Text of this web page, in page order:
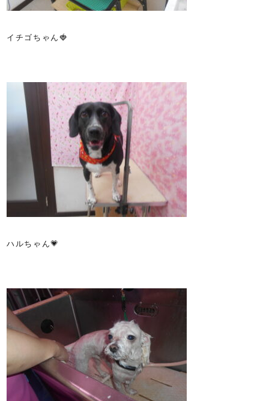
イチゴちゃん🍓
ハルちゃん💗